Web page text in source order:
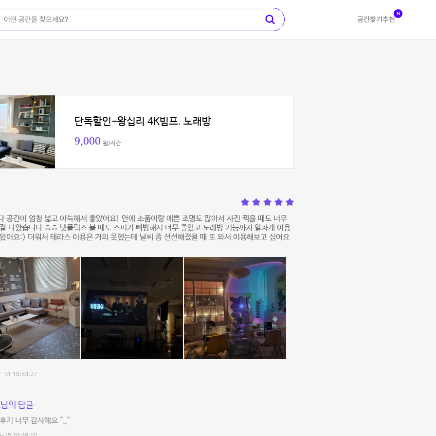
공간찾기 추천
N
단독할인-왕십리 4K빔프. 노래방
9,000 원/시간
공간이 엄청 넓고 아늑해서 좋았어요! 안에 소품이랑 예쁜 조명도 많아서 사진 찍을 때도 너무
나왔습니다 ㅎㅎ 넷플릭스 볼 때도 스피커 빠방해서 너무 좋았고 노래방 기능까지 알차게 이용
어요:) 더워서 테라스 이용은 거의 못했는데 날씨 좀 선선해졌을 때 또 와서 이용해보고 싶어요
31 10:53:27
의 답글
기 너무 감사해요 ^_^